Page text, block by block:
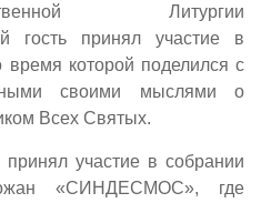
Литургии
гость принял участие в
которой поделился с
своими мыслями о
Всех Святых.
участие в собрании
«СИНДЕСМОС», где